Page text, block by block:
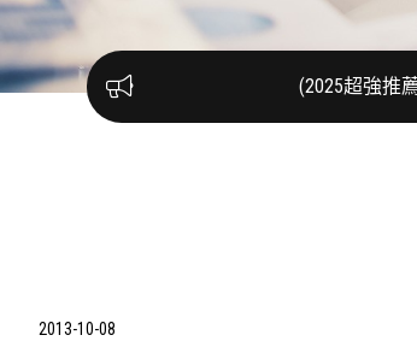
(2025超強推薦)最新款
2013-10-08